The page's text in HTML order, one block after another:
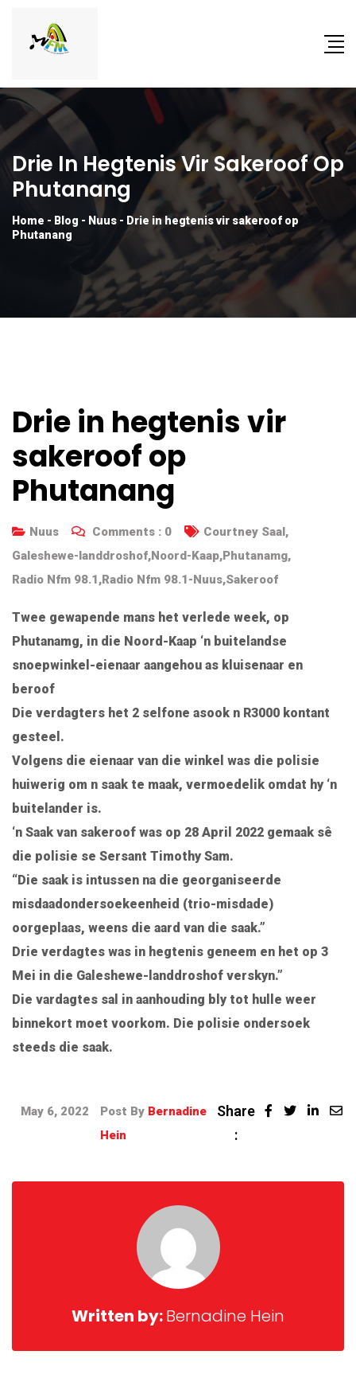
Drie In Hegtenis Vir Sakeroof Op
Phutanang
Home - Blog - Nuus - Drie in hegtenis vir sakeroof op
Phutanang
Drie in hegtenis vir
sakeroof op
Phutanang
Nuus Comments : 0 Courtney Saal,
Galeshewe-landdroshof,Noord-Kaap,Phutanamg,
Radio Nfm 98.1,Radio Nfm 98.1-Nuus,Sakeroof
Twee gewapende mans het verlede week, op
Phutanamg, in die Noord-Kaap ‘n buitelandse
snoepwinkel-eienaar aangehou as kluisenaar en
beroof
Die verdagters het 2 selfone asook n R3000 kontant
gesteel.
Volgens die eienaar van die winkel was die polisie
huiwerig om n saak te maak, vermoedelik omdat hy ‘n
buitelander is.
‘n Saak van sakeroof was op 28 April 2022 gemaak sê
die polisie se Sersant Timothy Sam.
“Die saak is intussen na die georganiseerde
misdaadondersoekeenheid (trio-misdade)
oorgeplaas, weens die aard van die saak.”
Drie verdagtes was in hegtenis geneem en het op 3
Mei in die Galeshewe-landdroshof verskyn.”
Die vardagtes sal in aanhouding bly tot hulle weer
binnekort moet voorkom. Die polisie ondersoek
steeds die saak.
May 6, 2022 Post By Bernadine
Hein
Share
:
Written by:Bernadine Hein